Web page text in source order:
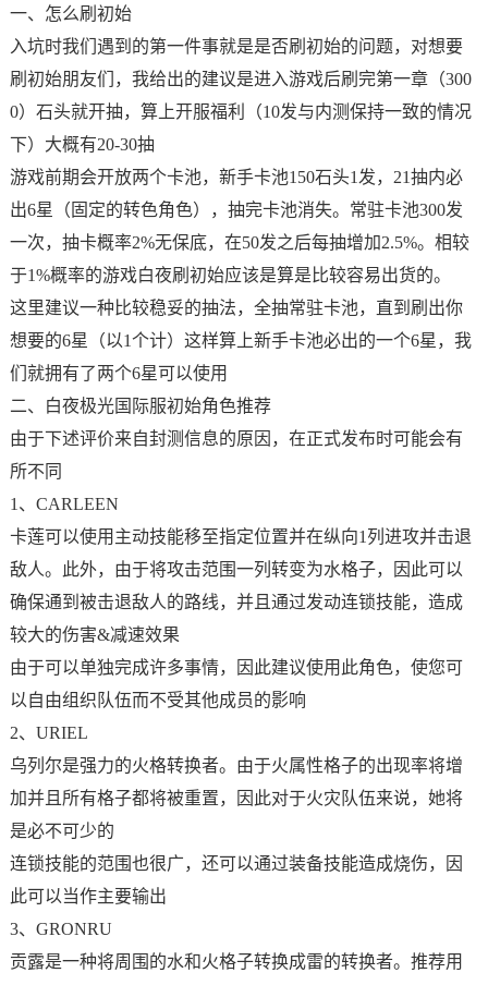
一、怎么刷初始
入坑时我们遇到的第一件事就是是否刷初始的问题，对想要
刷初始朋友们，我给出的建议是进入游戏后刷完第一章（300
0）石头就开抽，算上开服福利（10发与内测保持一致的情况
下）大概有20-30抽
游戏前期会开放两个卡池，新手卡池150石头1发，21抽内必
出6星（固定的转色角色），抽完卡池消失。常驻卡池300发
一次，抽卡概率2%无保底，在50发之后每抽增加2.5%。相较
于1%概率的游戏白夜刷初始应该是算是比较容易出货的。
这里建议一种比较稳妥的抽法，全抽常驻卡池，直到刷出你
想要的6星（以1个计）这样算上新手卡池必出的一个6星，我
们就拥有了两个6星可以使用
二、白夜极光国际服初始角色推荐
由于下述评价来自封测信息的原因，在正式发布时可能会有
所不同
1、CARLEEN
卡莲可以使用主动技能移至指定位置并在纵向1列进攻并击退
敌人。此外，由于将攻击范围一列转变为水格子，因此可以
确保通到被击退敌人的路线，并且通过发动连锁技能，造成
较大的伤害&减速效果
由于可以单独完成许多事情，因此建议使用此角色，使您可
以自由组织队伍而不受其他成员的影响
2、URIEL
乌列尔是强力的火格转换者。由于火属性格子的出现率将增
加并且所有格子都将被重置，因此对于火灾队伍来说，她将
是必不可少的
连锁技能的范围也很广，还可以通过装备技能造成烧伤，因
此可以当作主要输出
3、GRONRU
贡露是一种将周围的水和火格子转换成雷的转换者。推荐用